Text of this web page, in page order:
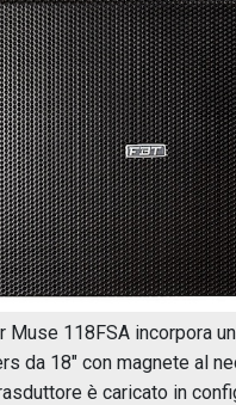
Muse 118FSA incorpora
da 18" con magnete al
è caricato in